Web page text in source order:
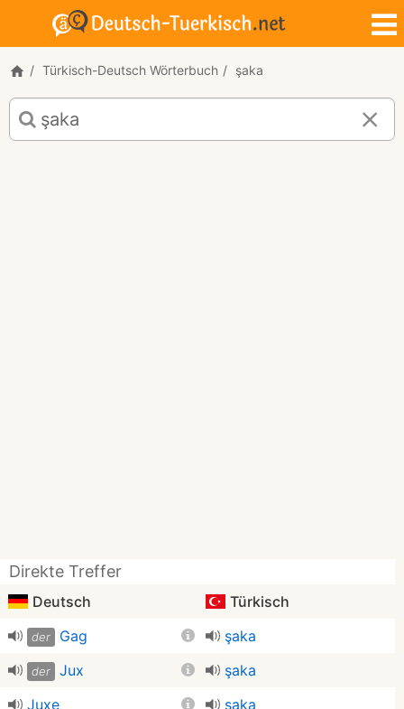
Türkisch-Deutsch Wörterbuch şaka
Türkisch-
Deutsch
Übersetzung
Direkte Treffer
Deutsch Türkisch
der Gag şaka
der Jux
şaka
Juxe
şaka